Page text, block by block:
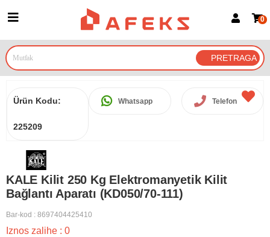
Prijava za članove
Prijavite se Google nalogom
0
Ürün Kodu:
225209
Whatsapp Telefon
KALE Kilit 250 Kg Elektromanyetik Kilit
Bağlantı Aparatı (KD050/70-111)
Bar-kod : 8697404425410
Iznos zalihe : 0